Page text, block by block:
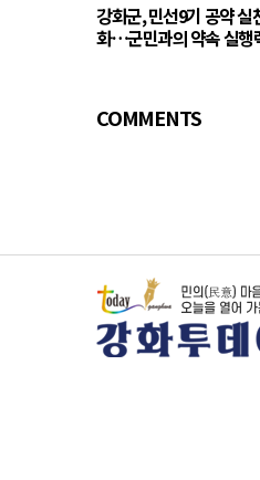
강화군, 민선9기 공약 실
화…군민과의 약속 실행
COMMENTS